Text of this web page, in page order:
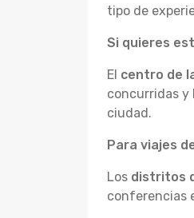
tipo de
Si quieres
El centro de
concurridas y
ciudad.
Para viajes
Los distritos
conferencias